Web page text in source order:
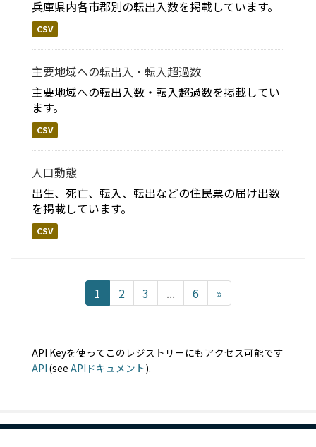
兵庫県内各市郡別の転出入数を掲載しています。
CSV
主要地域への転出入・転入超過数
主要地域への転出入数・転入超過数を掲載してい
ます。
CSV
人口動態
出生、死亡、転入、転出などの住民票の届け出数
を掲載しています。
CSV
1 2 3 ... 6 »
API Keyを使ってこのレジストリーにもアクセス可能です
API (see APIドキュメント).